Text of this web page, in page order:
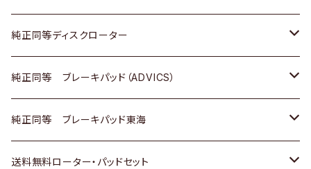
マツダ
三菱
スバル
日野
ダイハツ
マツダ
三菱
日野
ダイハツ
三菱
日野
三菱ふそう
日産
ダイハツ
マツダ
三菱
スズキ
日産
いすゞ
ダイハツ
日産
いすゞ
ダイハツ
マツダ
トヨタ
ホンダ
スズキ
日産
純正同等ディスクローター
トヨタ
ホンダ
スズキ
純正同等 ブレーキパッド（ADVICS）
トヨタ
ホンダ
純正同等 ブレーキパッド東海
トヨタ
送料無料ローター・パッドセット